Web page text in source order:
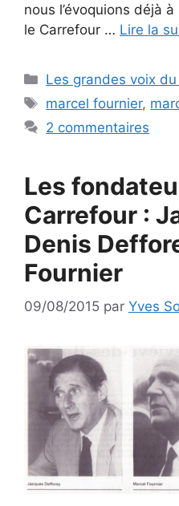
nous l’évoquions déjà
le Carrefour … Lire la
Catégories
Les grandes voix
Étiquettes
marcel fournier,
2 commentaires
Les
Carrefour :
Denis
Fournier
09/08/2015 par Yves